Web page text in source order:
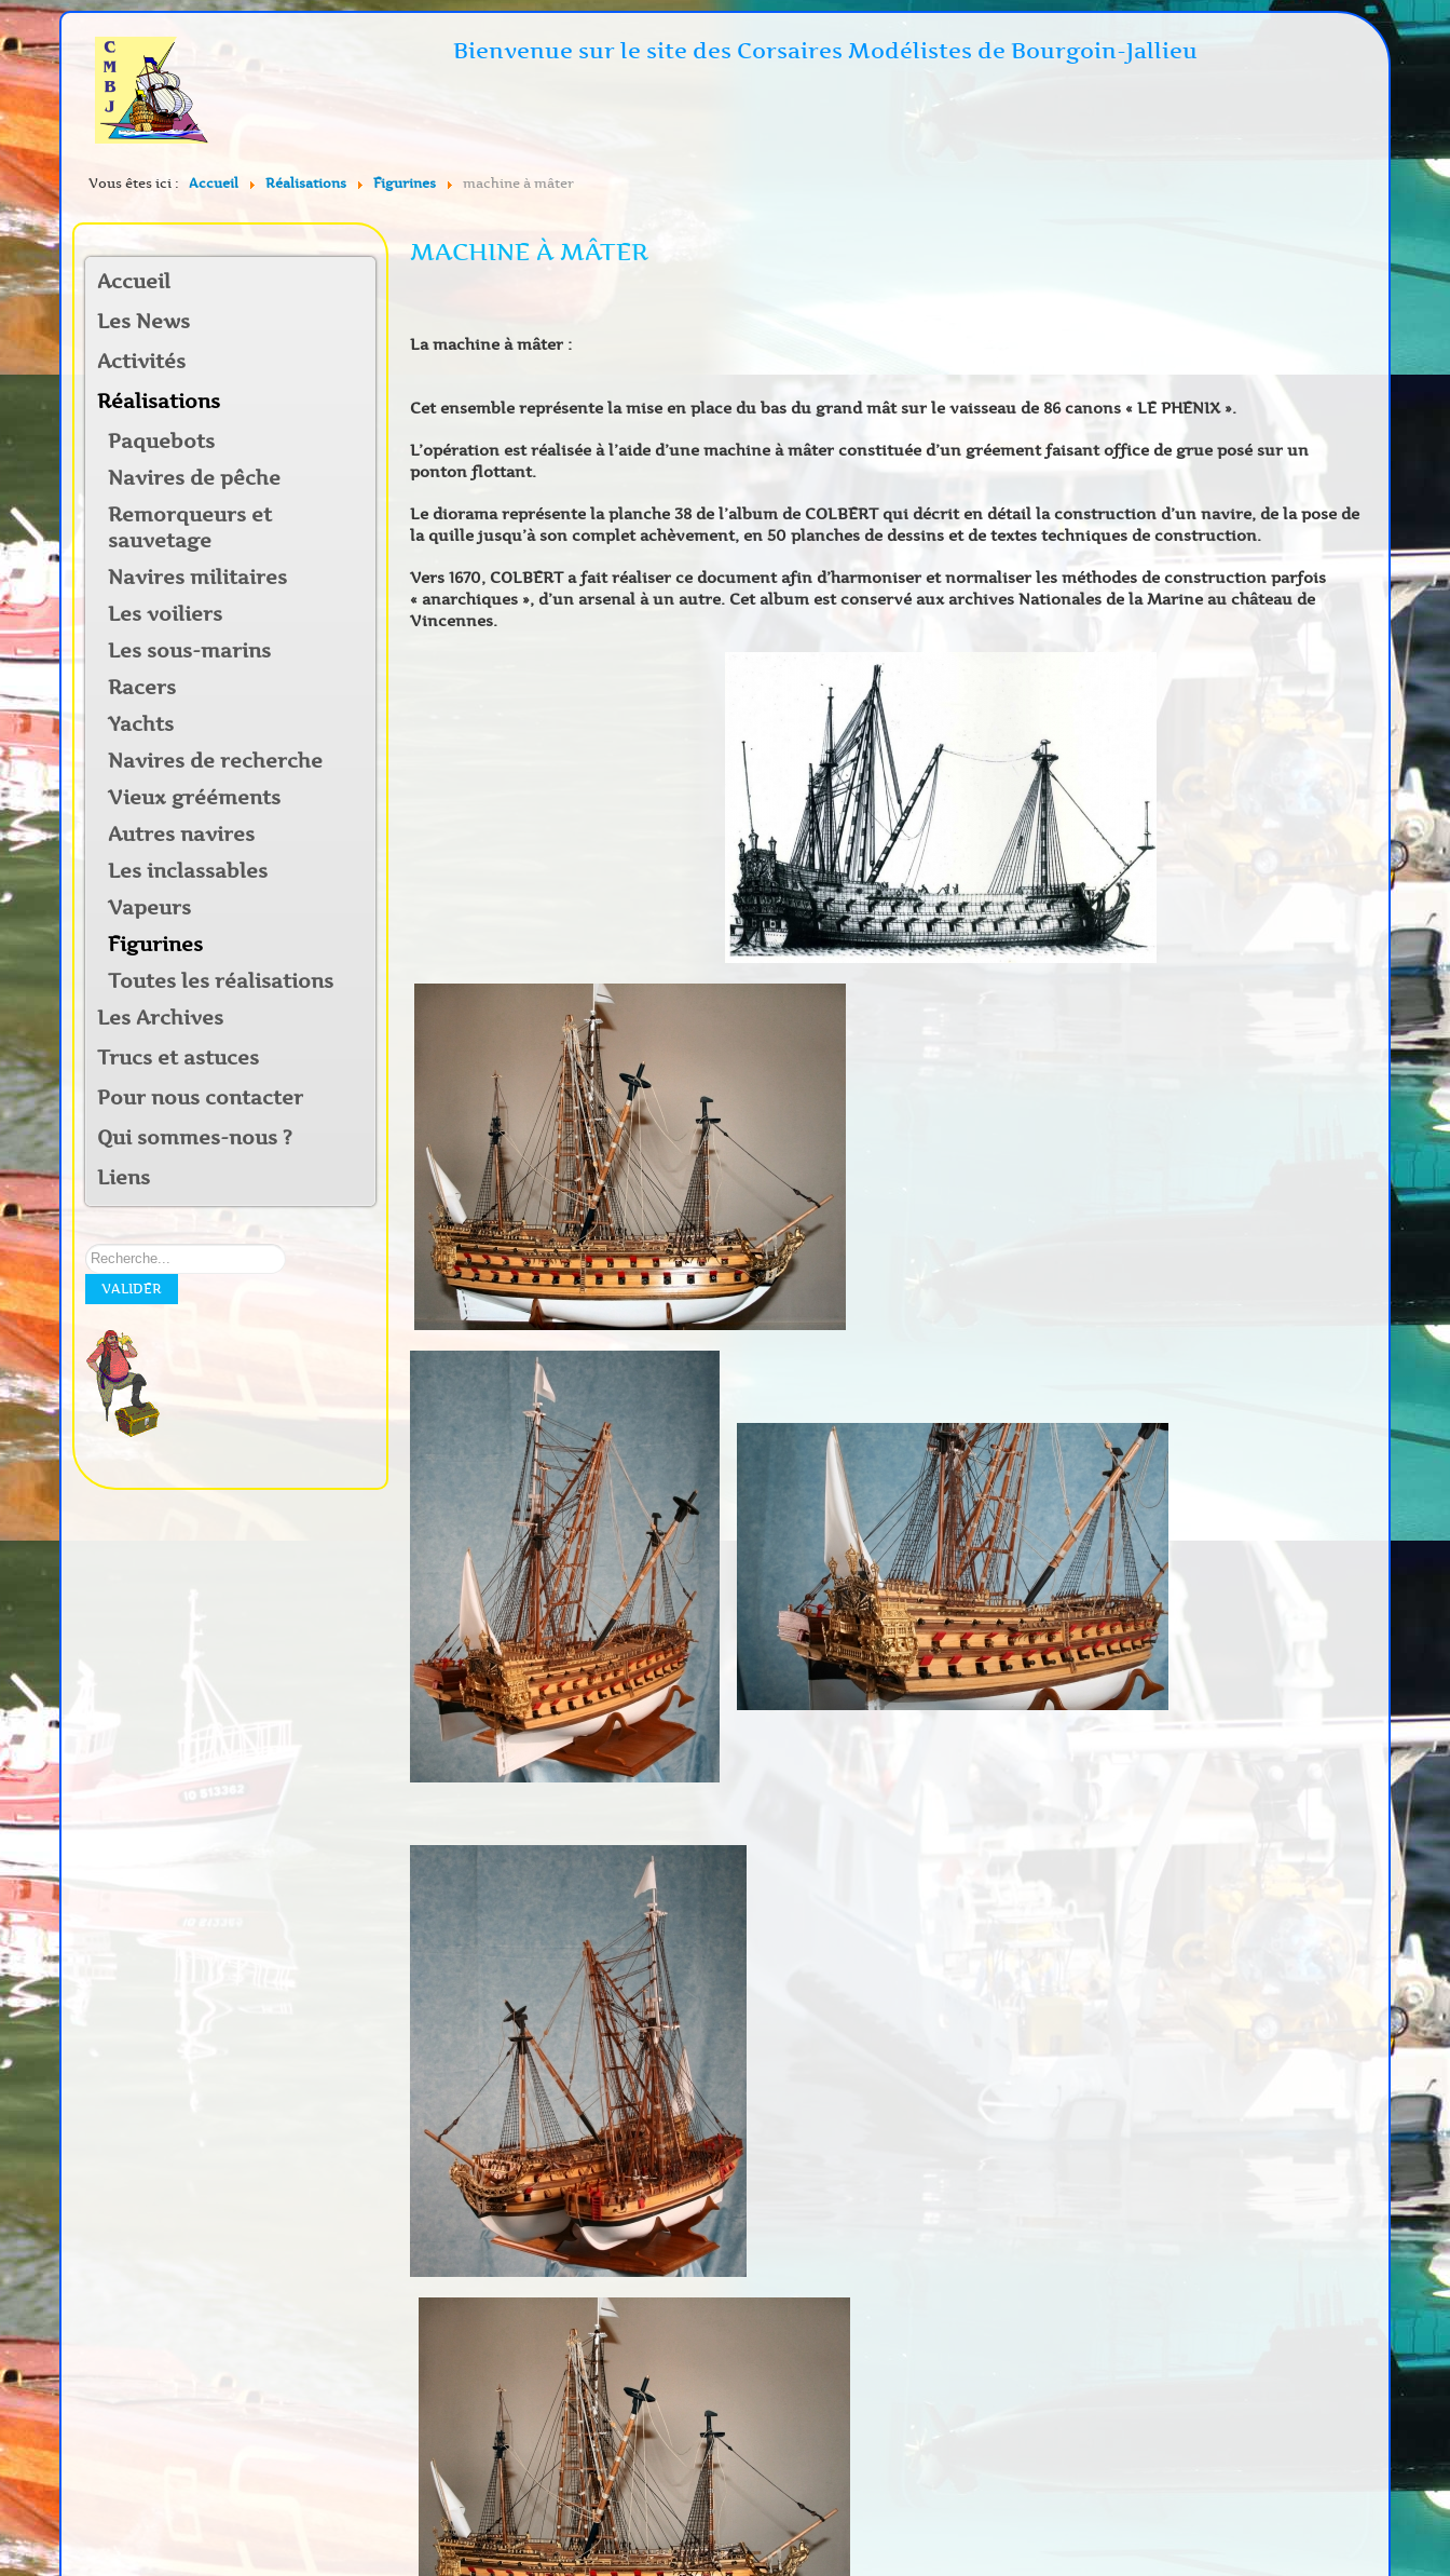
Bienvenue sur le site des Corsaires Modélistes de Bourgoin-Jallieu
Vous êtes ici : Accueil Réalisations Figurines machine à mâter
Accueil
Les News
Activités
Réalisations
Paquebots
Navires de pêche
Remorqueurs et
sauvetage
Navires militaires
Les voiliers
Les sous-marins
Racers
Yachts
Navires de recherche
Vieux grééments
Autres navires
Les inclassables
Vapeurs
Figurines
Toutes les réalisations
Les Archives
Trucs et astuces
Pour nous contacter
Qui sommes-nous ?
Liens
Rechercher
sur
notre
VALIDER
MACHINE À MÂTER
La machine à mâter :
Cet ensemble représente la mise en place du bas du grand mât sur le vaisseau de 86 canons « LE PHENIX ».
L’opération est réalisée à l’aide d’une machine à mâter constituée d’un gréement faisant office de grue posé sur un
ponton flottant.
Le diorama représente la planche 38 de l’album de COLBERT qui décrit en détail la construction d’un navire, de la pose de
la quille jusqu’à son complet achèvement, en 50 planches de dessins et de textes techniques de construction.
Vers 1670, COLBERT a fait réaliser ce document afin d’harmoniser et normaliser les méthodes de construction parfois
« anarchiques », d’un arsenal à un autre. Cet album est conservé aux archives Nationales de la Marine au château de
Vincennes.